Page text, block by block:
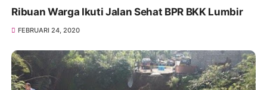
Ribuan Warga Ikuti Jalan Sehat BPR BKK Lumbir
FEBRUARI 24, 2020